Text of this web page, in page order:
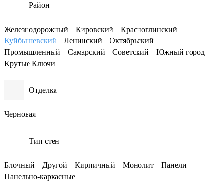
Район
Железнодорожный Кировский
Красноглинский
Куйбышевский
Ленинский
Октябрьский
Промышленный
Самарский Советский
Южный город
Крутые Ключи
Отделка
Черновая
Тип стен
Блочный Другой Кирпичный Монолит
Панели
Панельно-каркасные